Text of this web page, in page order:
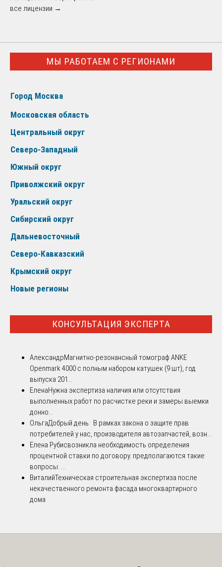
все лицензии →
МЫ РАБОТАЕМ С РЕГИОНАМИ
Город Москва
Московская область
Центральный округ
Северо-Западный
Южный округ
Приволжский округ
Уральский округ
Сибирский округ
Дальневосточный
Северо-Кавказский
Крымский округ
Новые регионы
КОНСУЛЬТАЦИЯ ЭКСПЕРТА
АлександрМагнитно-резонансный томограф ANKE
Openmark 4000 с полным набором катушек (9 шт), год
выпуска 201...
ЕленаНужна экспертиза наличия или отсутствия
выполненных работ по расчистке реки и замеры выемки
донно...
ОльгаДобрый день. В рамках закона о защите прав
потребителей у нас, производителя автозапчастей, возн...
Елена Рубисвозникла необходимость определения
процентной ставки по договору. предполагаются такие
вопросы: ...
ВиталийТехническая строительная экспертиза после
некачественного ремонта фасада многоквартирного
дома